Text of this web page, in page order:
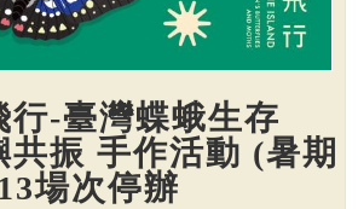
行-臺灣蝶蛾生存
共振 手作活動 (暑期
場次停辦